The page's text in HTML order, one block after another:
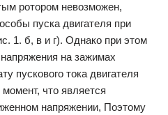
ротором невозможен,
пуска двигателя при
1. б, в и г). Однако при этом
на зажимах
пускового тока двигателя
что является
напряжении, Поэтому